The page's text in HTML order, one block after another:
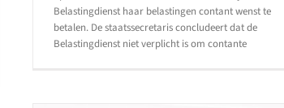
Belastingdienst haar belastingen contant wenst te
betalen. De staatssecretaris concludeert dat de
Belastingdienst niet verplicht is om contante